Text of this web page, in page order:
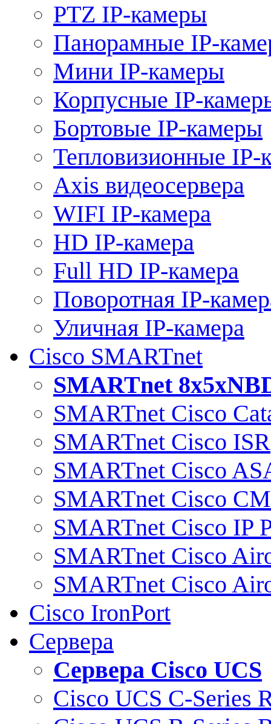
PTZ IP-камеры
Панорамные IP-
Мини IP-камеры
Корпусные IP-
Бортовые IP-камеры
Тепловизионные IP-
Axis видеосервера
WIFI IP-камера
HD IP-камера
Full HD IP-камера
Поворотная IP-
Уличная IP-камера
Cisco SMARTnet
SMARTnet
SMARTnet Cisco
SMARTnet Cisco ISR
SMARTnet Cisco
SMARTnet Cisco
SMARTnet Cisco IP
SMARTnet Cisco
SMARTnet Cisco
Cisco IronPort
Сервера
Сервера Cisco UCS
Cisco UCS C-Series